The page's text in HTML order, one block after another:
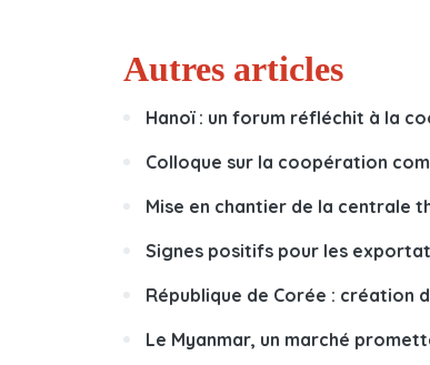
Autres articles
Hanoï : un forum réfléchit à la
Colloque sur la coopération
Mise en chantier de la centrale
Signes positifs pour les
République de Corée : création
Le Myanmar, un marché